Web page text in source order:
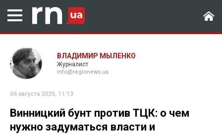
ВЛАДИМИР МЫЛЕНКО
Журналист
info@regionews.ua
06 августа 2025, 11:13
Винницкий бунт против ТЦК: о чем
нужно задуматься власти и